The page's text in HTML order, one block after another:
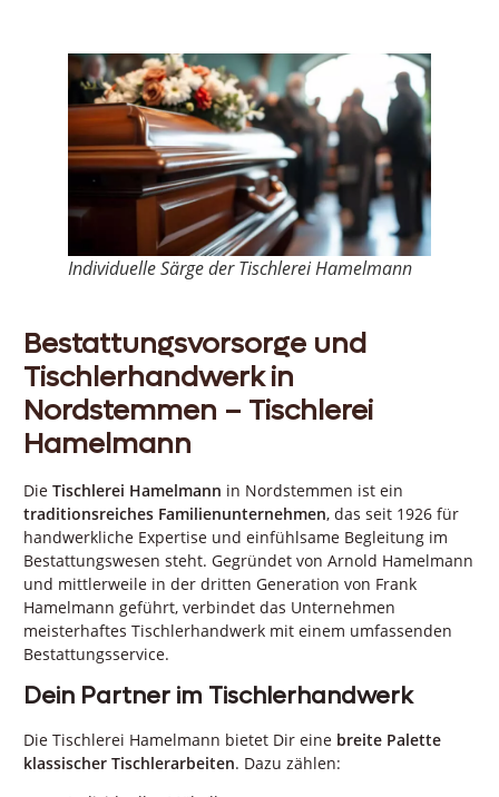
Individuelle Särge der Tischlerei Hamelmann
Bestattungsvorsorge und
Tischlerhandwerk in
Nordstemmen – Tischlerei
Hamelmann
Die Tischlerei Hamelmann in Nordstemmen ist ein
traditionsreiches Familienunternehmen, das seit 1926 für
handwerkliche Expertise und einfühlsame Begleitung im
Bestattungswesen steht. Gegründet von Arnold Hamelmann
und mittlerweile in der dritten Generation von Frank
Hamelmann geführt, verbindet das Unternehmen
meisterhaftes Tischlerhandwerk mit einem umfassenden
Bestattungsservice.
Dein Partner im Tischlerhandwerk
Die Tischlerei Hamelmann bietet Dir eine breite Palette
klassischer Tischlerarbeiten. Dazu zählen: